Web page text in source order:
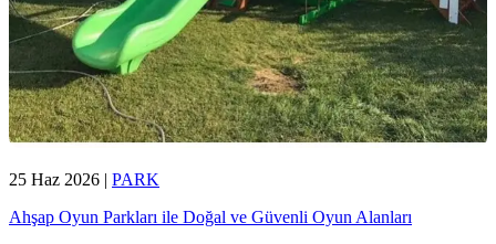
25 Haz 2026 | PARK
Ahşap Oyun Parkları ile Doğal ve Güvenli Oyun Alanları